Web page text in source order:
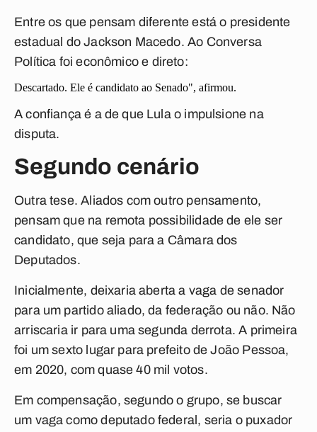
Entre os que pensam diferente está o presidente
estadual do Jackson Macedo. Ao Conversa
Política foi econômico e direto:
Descartado. Ele é candidato ao Senado", afirmou.
A confiança é a de que Lula o impulsione na
disputa.
Segundo cenário
Outra tese. Aliados com outro pensamento,
pensam que na remota possibilidade de ele ser
candidato, que seja para a Câmara dos
Deputados.
Inicialmente, deixaria aberta a vaga de senador
para um partido aliado, da federação ou não. Não
arriscaria ir para uma segunda derrota. A primeira
foi um sexto lugar para prefeito de João Pessoa,
em 2020, com quase 40 mil votos.
Em compensação, segundo o grupo, se buscar
um vaga como deputado federal, seria o puxador